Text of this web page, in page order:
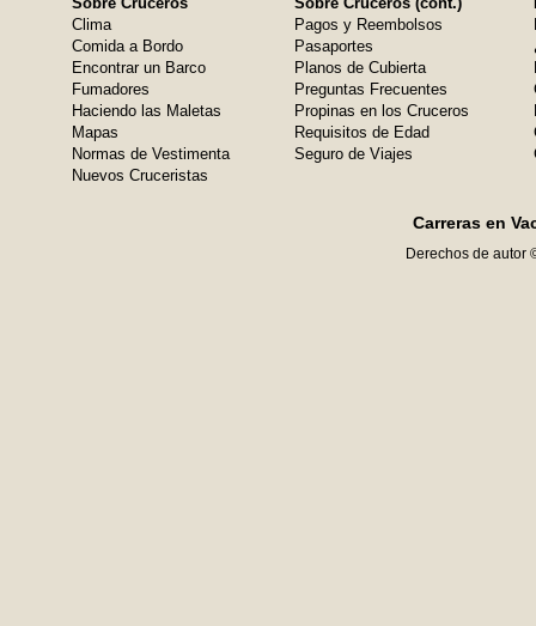
Clima
Comida a Bordo
Encontrar un Barco
Fumadores
Haciendo las Maletas
Mapas
Normas de Vestimenta
Nuevos Cruceristas
Pagos y Reembolsos
Pasaportes
Planos de Cubierta
Preguntas Frecuentes
Propinas en los Cruceros
Requisitos de Edad
Seguro de Viajes
Carreras en
Derechos de autor